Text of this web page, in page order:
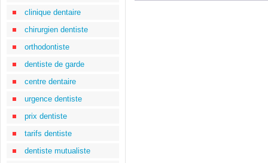
clinique dentaire
chirurgien dentiste
orthodontiste
dentiste de garde
centre dentaire
urgence dentiste
prix dentiste
tarifs dentiste
dentiste mutualiste